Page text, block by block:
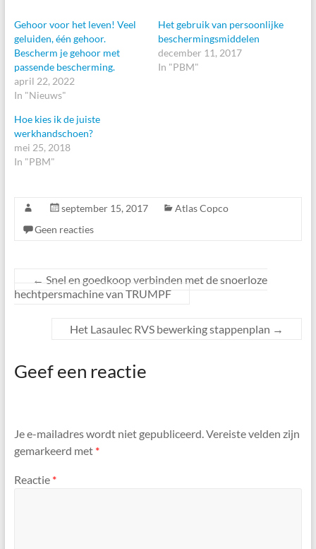
Gehoor voor het leven! Veel
geluiden, één gehoor.
Bescherm je gehoor met
passende bescherming.
april 22, 2022
In "Nieuws"
Het gebruik van persoonlijke
beschermingsmiddelen
december 11, 2017
In "PBM"
Hoe kies ik de juiste
werkhandschoen?
mei 25, 2018
In "PBM"
september 15, 2017
Atlas Copco
Geen reacties
← Snel en goedkoop verbinden met de snoerloze
hechtpersmachine van TRUMPF
Het Lasaulec RVS bewerking stappenplan →
Geef een reactie
Je e-mailadres wordt niet gepubliceerd. Vereiste velden zijn
gemarkeerd met *
Reactie *